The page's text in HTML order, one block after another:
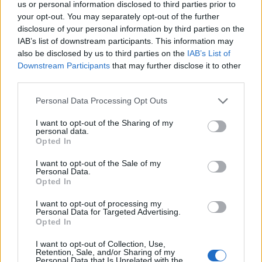
us or personal information disclosed to third parties prior to
your opt-out. You may separately opt-out of the further
disclosure of your personal information by third parties on the
IAB’s list of downstream participants. This information may
also be disclosed by us to third parties on the IAB’s List of
Downstream Participants that may further disclose it to other
Personal Data Processing Opt Outs
I want to opt-out of the Sharing of my
personal data.
Opted In
I want to opt-out of the Sale of my
Personal Data.
Opted In
I want to opt-out of processing my
Personal Data for Targeted Advertising.
Opted In
I want to opt-out of Collection, Use,
Retention, Sale, and/or Sharing of my
Personal Data that Is Unrelated with the
30/11/2011
Il Pd spera anche in Gheddafi per
Ryanair usa ancora Silvio per
farsi pubblicità
05/06/2011
Roma, ora il futuro
29/05/2011